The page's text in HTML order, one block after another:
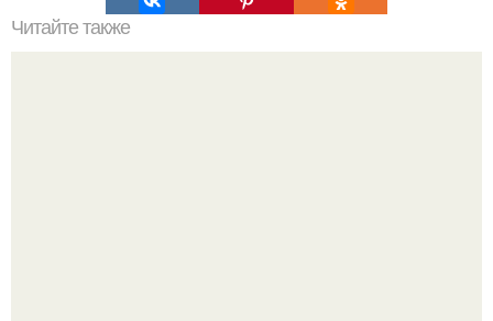
Читайте также